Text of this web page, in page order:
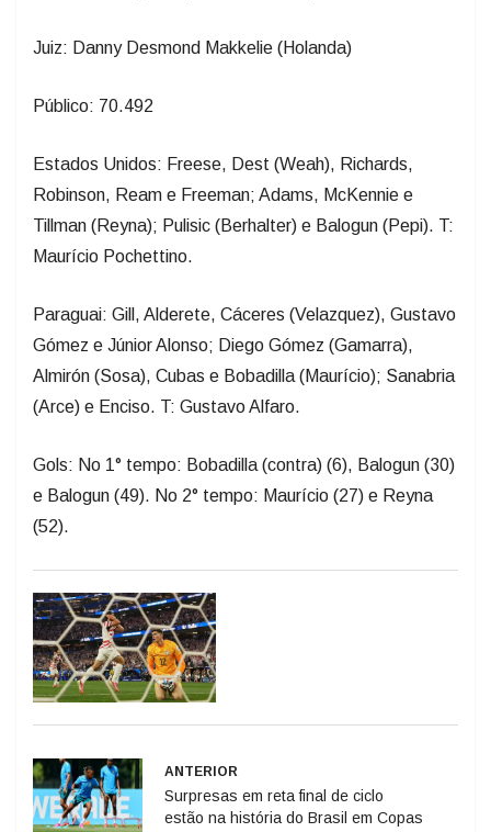
Juiz: Danny Desmond Makkelie (Holanda)
Público: 70.492
Estados Unidos: Freese, Dest (Weah), Richards,
Robinson, Ream e Freeman; Adams, McKennie e
Tillman (Reyna); Pulisic (Berhalter) e Balogun (Pepi). T:
Maurício Pochettino.
Paraguai: Gill, Alderete, Cáceres (Velazquez), Gustavo
Gómez e Júnior Alonso; Diego Gómez (Gamarra),
Almirón (Sosa), Cubas e Bobadilla (Maurício); Sanabria
(Arce) e Enciso. T: Gustavo Alfaro.
Gols: No 1° tempo: Bobadilla (contra) (6), Balogun (30)
e Balogun (49). No 2° tempo: Maurício (27) e Reyna
(52).
ANTERIOR
Surpresas em reta final de ciclo
estão na história do Brasil em Copas